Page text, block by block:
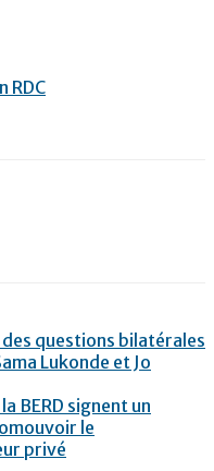
RDC
questions bilatérales
Lukonde et Jo
BERD signent un
le
privé